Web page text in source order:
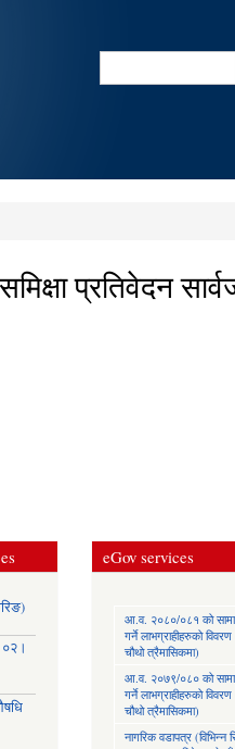
Search
प्रतिवेदन
eGov services
आ.व. २०८०/०८१ को
गर्ने लाभग्राहीहरुको
चौथो त्रैमासिकमा)
आ.व. २०७९/०८० को
गर्ने लाभग्राहीहरुको
चौथो त्रैमासिकमा)
नागरिक वडापत्र